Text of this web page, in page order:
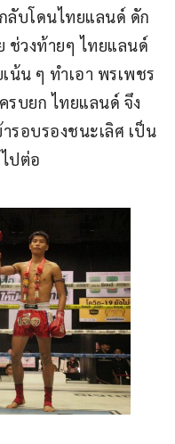
ลับโดนไทยแลนด์ ดัก
ช่วงท้ายๆ ไทยแลนด์
น้น ๆ ทำเอา พรเพชร
รบยก ไทยแลนด์ จึง
รอบรองชนะเลิศ เป็น
ปต่อ